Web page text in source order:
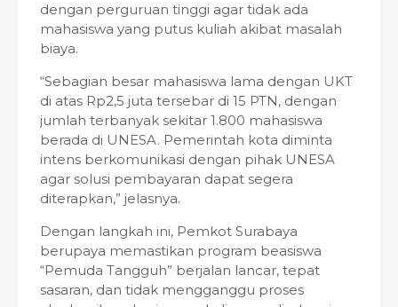
dengan perguruan tinggi agar tidak ada
mahasiswa yang putus kuliah akibat masalah
biaya.
“Sebagian besar mahasiswa lama dengan UKT
di atas Rp2,5 juta tersebar di 15 PTN, dengan
jumlah terbanyak sekitar 1.800 mahasiswa
berada di UNESA. Pemerintah kota diminta
intens berkomunikasi dengan pihak UNESA
agar solusi pembayaran dapat segera
diterapkan,” jelasnya.
Dengan langkah ini, Pemkot Surabaya
berupaya memastikan program beasiswa
“Pemuda Tangguh” berjalan lancar, tepat
sasaran, dan tidak mengganggu proses